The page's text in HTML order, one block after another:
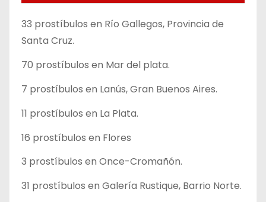
33 prostíbulos en Río Gallegos, Provincia de
Santa Cruz.
70 prostíbulos en Mar del plata.
7 prostíbulos en Lanús, Gran Buenos Aires.
11 prostíbulos en La Plata.
16 prostíbulos en Flores
3 prostíbulos en Once-Cromañón.
31 prostíbulos en Galería Rustique, Barrio Norte.